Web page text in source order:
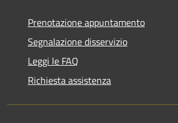
Prenotazione appuntamento
Segnalazione disservizio
Leggi le FAQ
Richiesta assistenza